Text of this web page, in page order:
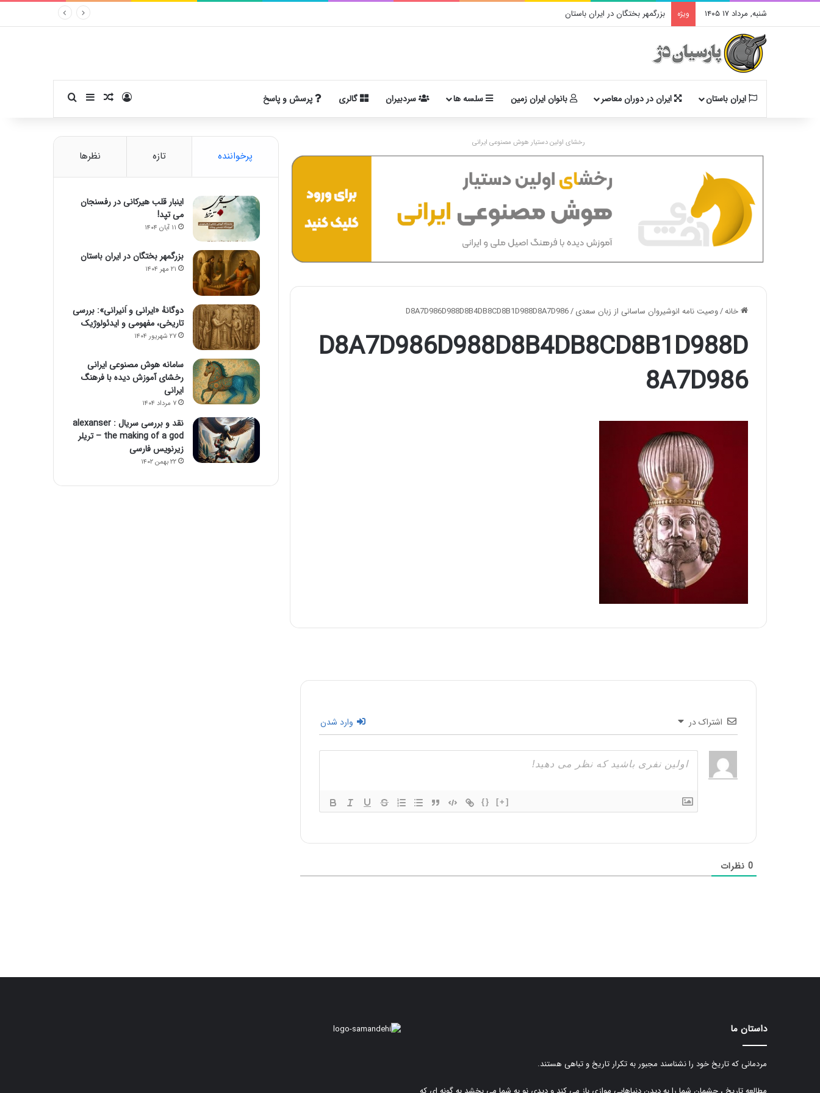
شنبه, مرداد ۱۷ ۱۴۰۵ ویژه بزرگمهر بختگان در ایران باستان
ایران باستان ایران در دوران معاصر بانوان ایران زمین سلسه ها سردبیران گالری پرسش و پاسخ ورودنوشته تصادفی
سایدبارجستجو برای
رخشای اولین دستیار هوش مصنوعی ایرانی
خانه/وصیت نامه انوشیروان ساسانی از زبان سعدی/
D8A7D986D988D8B4DB8CD8B1D988D8A7D986
D8A7D986D988D8B4DB8CD8B1D988D
8A7D986
اشتراک در وارد شدن
{} [+]
0 نظرات
پرخواننده تازه نظرها
اینبار قلب هیرکانی در رفسنجان
می تپد!
۱۱ آبان ۱۴۰۴
بزرگمهر بختگان در ایران باستان
۲۱ مهر ۱۴۰۴
دوگانهٔ «ایرانی و اَنیرانی»: بررسی
تاریخی، مفهومی و ایدئولوژیک
۲۷ شهریور ۱۴۰۴
سامانه هوش مصنوعی ایرانی
رخشای آموزش دیده با فرهنگ
ایرانی
۷ مرداد ۱۴۰۴
نقد و بررسی سریال alexanser :
the making of a god – تریلر
زیرنویس فارسی
۲۲ بهمن ۱۴۰۲
داستان ما
مردمانی که تاریخ خود را نشناسند مجبور به تکرار تاریخ و تباهی هستند.